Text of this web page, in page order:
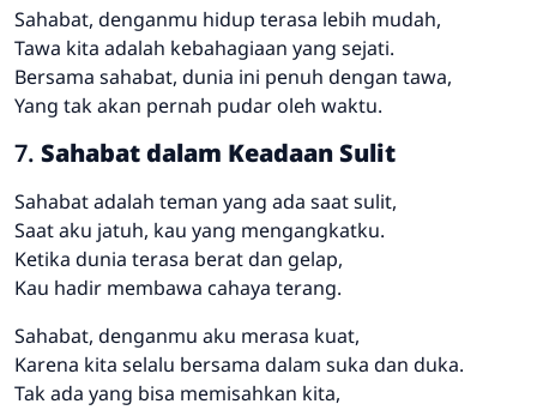
Sahabat, denganmu hidup terasa lebih mudah,
Tawa kita adalah kebahagiaan yang sejati.
Bersama sahabat, dunia ini penuh dengan tawa,
Yang tak akan pernah pudar oleh waktu.
7. Sahabat dalam Keadaan Sulit
Sahabat adalah teman yang ada saat sulit,
Saat aku jatuh, kau yang mengangkatku.
Ketika dunia terasa berat dan gelap,
Kau hadir membawa cahaya terang.
Sahabat, denganmu aku merasa kuat,
Karena kita selalu bersama dalam suka dan duka.
Tak ada yang bisa memisahkan kita,